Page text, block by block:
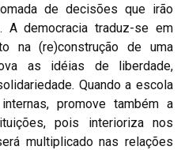
de decisões que irão
democracia traduz-se em
na (re)construção de uma
as idéias de liberdade,
Quando a escola
promove também a
pois interioriza nos
multiplicado nas relações